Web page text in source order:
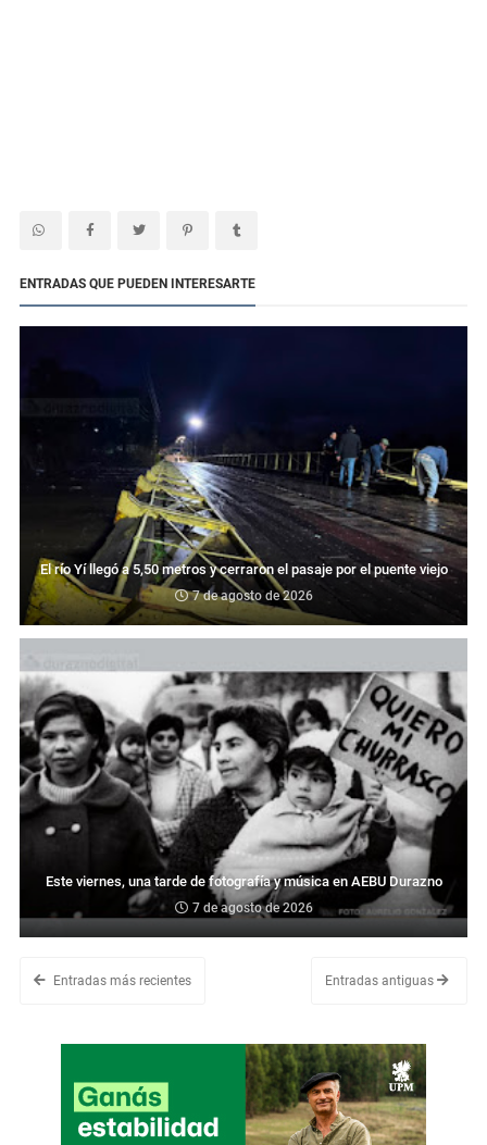
ENTRADAS QUE PUEDEN INTERESARTE
El río Yí llegó a 5,50 metros y cerraron el pasaje por el puente viejo
7 de agosto de 2026
Este viernes, una tarde de fotografía y música en AEBU Durazno
7 de agosto de 2026
Entradas más recientes Entradas antiguas